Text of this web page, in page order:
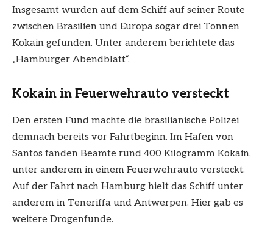
Insgesamt wurden auf dem Schiff auf seiner Route
zwischen Brasilien und Europa sogar drei Tonnen
Kokain gefunden. Unter anderem berichtete das
„Hamburger Abendblatt“.
Kokain in Feuerwehrauto versteckt
Den ersten Fund machte die brasilianische Polizei
demnach bereits vor Fahrtbeginn. Im Hafen von
Santos fanden Beamte rund 400 Kilogramm Kokain,
unter anderem in einem Feuerwehrauto versteckt.
Auf der Fahrt nach Hamburg hielt das Schiff unter
anderem in Teneriffa und Antwerpen. Hier gab es
weitere Drogenfunde.